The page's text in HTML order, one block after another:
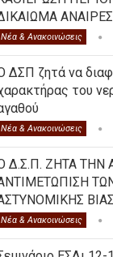
Νέα & Ανακοινώσεις
ΔΣΠ ζητά να
του
Νέα & Ανακοινώσεις
Δ.Σ.Π. ΖΗΤΑ ΤΗΝ
Νέα & Ανακοινώσεις